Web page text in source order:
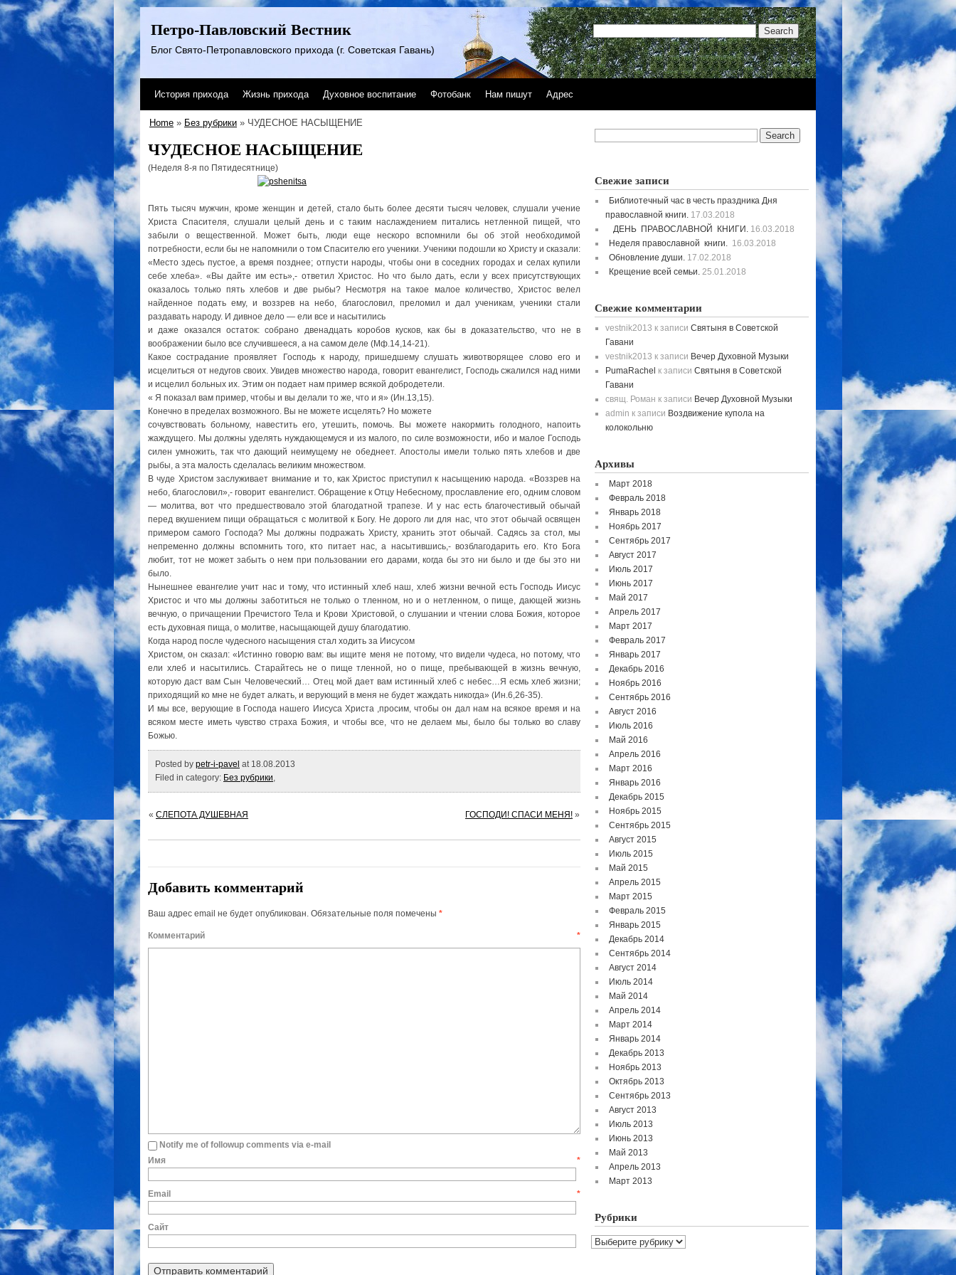
Петро-Павловский Вестник
Блог Свято-Петропавловского прихода (г. Советская Гавань)
История прихода Жизнь прихода Духовное воспитание Фотобанк Нам пишут Адрес
Home » Без рубрики » ЧУДЕСНОЕ НАСЫЩЕНИЕ
ЧУДЕСНОЕ НАСЫЩЕНИЕ
(Неделя 8-я по Пятидесятнице)
Пять тысяч мужчин, кроме женщин и детей, стало быть более десяти тысяч человек, слушали учение
Христа Спасителя, слушали целый день и с таким наслаждением питались нетленной пищей, что
забыли о вещественной. Может быть, люди еще нескоро вспомнили бы об этой необходимой
потребности, если бы не напомнили о том Спасителю его ученики. Ученики подошли ко Христу и сказали:
«Место здесь пустое, а время позднее; отпусти народы, чтобы они в соседних городах и селах купили
себе хлеба». «Вы дайте им есть»,- ответил Христос. Но что было дать, если у всех присутствующих
оказалось только пять хлебов и две рыбы? Несмотря на такое малое количество, Христос велел
найденное подать ему, и воззрев на небо, благословил, преломил и дал ученикам, ученики стали
раздавать народу. И дивное дело — ели все и насытились
и даже оказался остаток: собрано двенадцать коробов кусков, как бы в доказательство, что не в
воображении было все случившееся, а на самом деле (Мф.14,14-21).
Какое сострадание проявляет Господь к народу, пришедшему слушать животворящее слово его и
исцелиться от недугов своих. Увидев множество народа, говорит евангелист, Господь сжалился над ними
и исцелил больных их. Этим он подает нам пример всякой добродетели.
« Я показал вам пример, чтобы и вы делали то же, что и я» (Ин.13,15).
Конечно в пределах возможного. Вы не можете исцелять? Но можете
сочувствовать больному, навестить его, утешить, помочь. Вы можете накормить голодного, напоить
жаждущего. Мы должны уделять нуждающемуся и из малого, по силе возможности, ибо и малое Господь
силен умножить, так что дающий неимущему не обеднеет. Апостолы имели только пять хлебов и две
рыбы, а эта малость сделалась великим множеством.
В чуде Христом заслуживает внимание и то, как Христос приступил к насыщению народа. «Воззрев на
небо, благословил»,- говорит евангелист. Обращение к Отцу Небесному, прославление его, одним словом
— молитва, вот что предшествовало этой благодатной трапезе. И у нас есть благочестивый обычай
перед вкушением пищи обращаться с молитвой к Богу. Не дорого ли для нас, что этот обычай освящен
примером самого Господа? Мы должны подражать Христу, хранить этот обычай. Садясь за стол, мы
непременно должны вспомнить того, кто питает нас, а насытившись,- возблагодарить его. Кто Бога
любит, тот не может забыть о нем при пользовании его дарами, когда бы это ни было и где бы это ни
было.
Нынешнее евангелие учит нас и тому, что истинный хлеб наш, хлеб жизни вечной есть Господь Иисус
Христос и что мы должны заботиться не только о тленном, но и о нетленном, о пище, дающей жизнь
вечную, о причащении Пречистого Тела и Крови Христовой, о слушании и чтении слова Божия, которое
есть духовная пища, о молитве, насыщающей душу благодатию.
Когда народ после чудесного насыщения стал ходить за Иисусом
Христом, он сказал: «Истинно говорю вам: вы ищите меня не потому, что видели чудеса, но потому, что
ели хлеб и насытились. Старайтесь не о пище тленной, но о пище, пребывающей в жизнь вечную,
которую даст вам Сын Человеческий… Отец мой дает вам истинный хлеб с небес…Я есмь хлеб жизни;
приходящий ко мне не будет алкать, и верующий в меня не будет жаждать никогда» (Ин.6,26-35).
И мы все, верующие в Господа нашего Иисуса Христа ,просим, чтобы он дал нам на всякое время и на
всяком месте иметь чувство страха Божия, и чтобы все, что не делаем мы, было бы только во славу
Божью.
Posted by petr-i-pavel at 18.08.2013
Filed in category: Без рубрики,
« СЛЕПОТА ДУШЕВНАЯ ГОСПОДИ! СПАСИ МЕНЯ! »
Добавить комментарий
Ваш адрес email не будет опубликован. Обязательные поля помечены *
Комментарий *
Notify me of followup comments via e-mail
Имя *
Email *
Сайт
Свежие записи
Библиотечный час в честь праздника Дня
православной книги. 17.03.2018
ДЕНЬ ПРАВОСЛАВНОЙ КНИГИ. 16.03.2018
Неделя православной книги. 16.03.2018
Обновление души. 17.02.2018
Крещение всей семьи. 25.01.2018
Свежие комментарии
vestnik2013 к записи Святыня в Советской
Гавани
vestnik2013 к записи Вечер Духовной Музыки
PumaRachel к записи Святыня в Советской
Гавани
свящ. Роман к записи Вечер Духовной Музыки
admin к записи Воздвижение купола на
колокольню
Архивы
Март 2018
Февраль 2018
Январь 2018
Ноябрь 2017
Сентябрь 2017
Август 2017
Июль 2017
Июнь 2017
Май 2017
Апрель 2017
Март 2017
Февраль 2017
Январь 2017
Декабрь 2016
Ноябрь 2016
Сентябрь 2016
Август 2016
Июль 2016
Май 2016
Апрель 2016
Март 2016
Январь 2016
Декабрь 2015
Ноябрь 2015
Сентябрь 2015
Август 2015
Июль 2015
Май 2015
Апрель 2015
Март 2015
Февраль 2015
Январь 2015
Декабрь 2014
Сентябрь 2014
Август 2014
Июль 2014
Май 2014
Апрель 2014
Март 2014
Январь 2014
Декабрь 2013
Ноябрь 2013
Октябрь 2013
Сентябрь 2013
Август 2013
Июль 2013
Июнь 2013
Май 2013
Апрель 2013
Март 2013
Рубрики
Рубрики